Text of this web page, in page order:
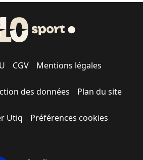
CGV Mentions légales
des données Plan du site
Utiq Préférences cookies